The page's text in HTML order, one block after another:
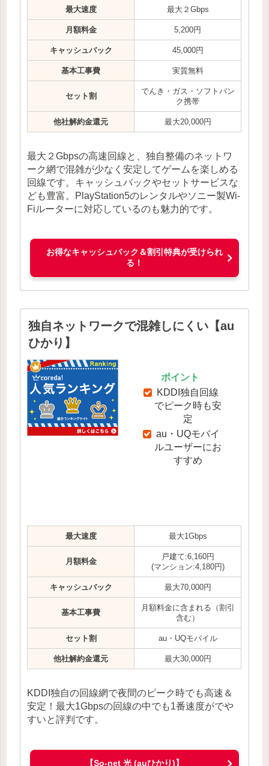
最大速度 最大２Gbps
月額料金 5,200円
キャッシュバック 45,000円
基本工事費 実質無料
セット割
でんき・ガス・ソフトバン
ク携帯
他社解約金還元 最大20,000円
最大２Gbpsの高速回線と、独自整備のネットワ
ーク網で混雑が少なく安定してゲームを楽しめる
回線です。キャッシュバックやセットサービスな
ども豊富。PlayStation5のレンタルやソニー製Wi-
Fiルーターに対応しているのも魅力的です。
お得なキャッシュバック＆割引特典が受けられ
る！
独自ネットワークで混雑しにくい【au
ひかり】
ポイント
KDDI独自回線
でピーク時も安
定
au・UQモバイ
ルユーザーにお
すすめ
最大速度 最大1Gbps
月額料金
戸建て:6,160円
(マンション:4,180円)
キャッシュバック 最大70,000円
基本工事費
月額料金に含まれる（割引
含む）
セット割 au・UQモバイル
他社解約金還元 最大30,000円
KDDI独自の回線網で夜間のピーク時でも高速＆
安定！最大1Gbpsの回線の中でも1番速度がでや
すいと評判です。
【So-net 光 (auひかり)】